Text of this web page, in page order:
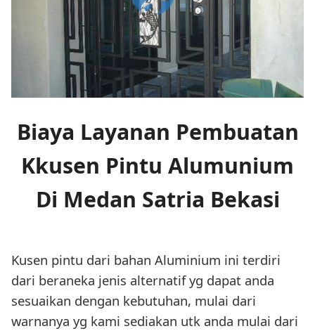
Biaya Layanan Pembuatan
Kkusen Pintu Alumunium
Di Medan Satria Bekasi
Kusen pintu dari bahan Aluminium ini terdiri
dari beraneka jenis alternatif yg dapat anda
sesuaikan dengan kebutuhan, mulai dari
warnanya yg kami sediakan utk anda mulai dari